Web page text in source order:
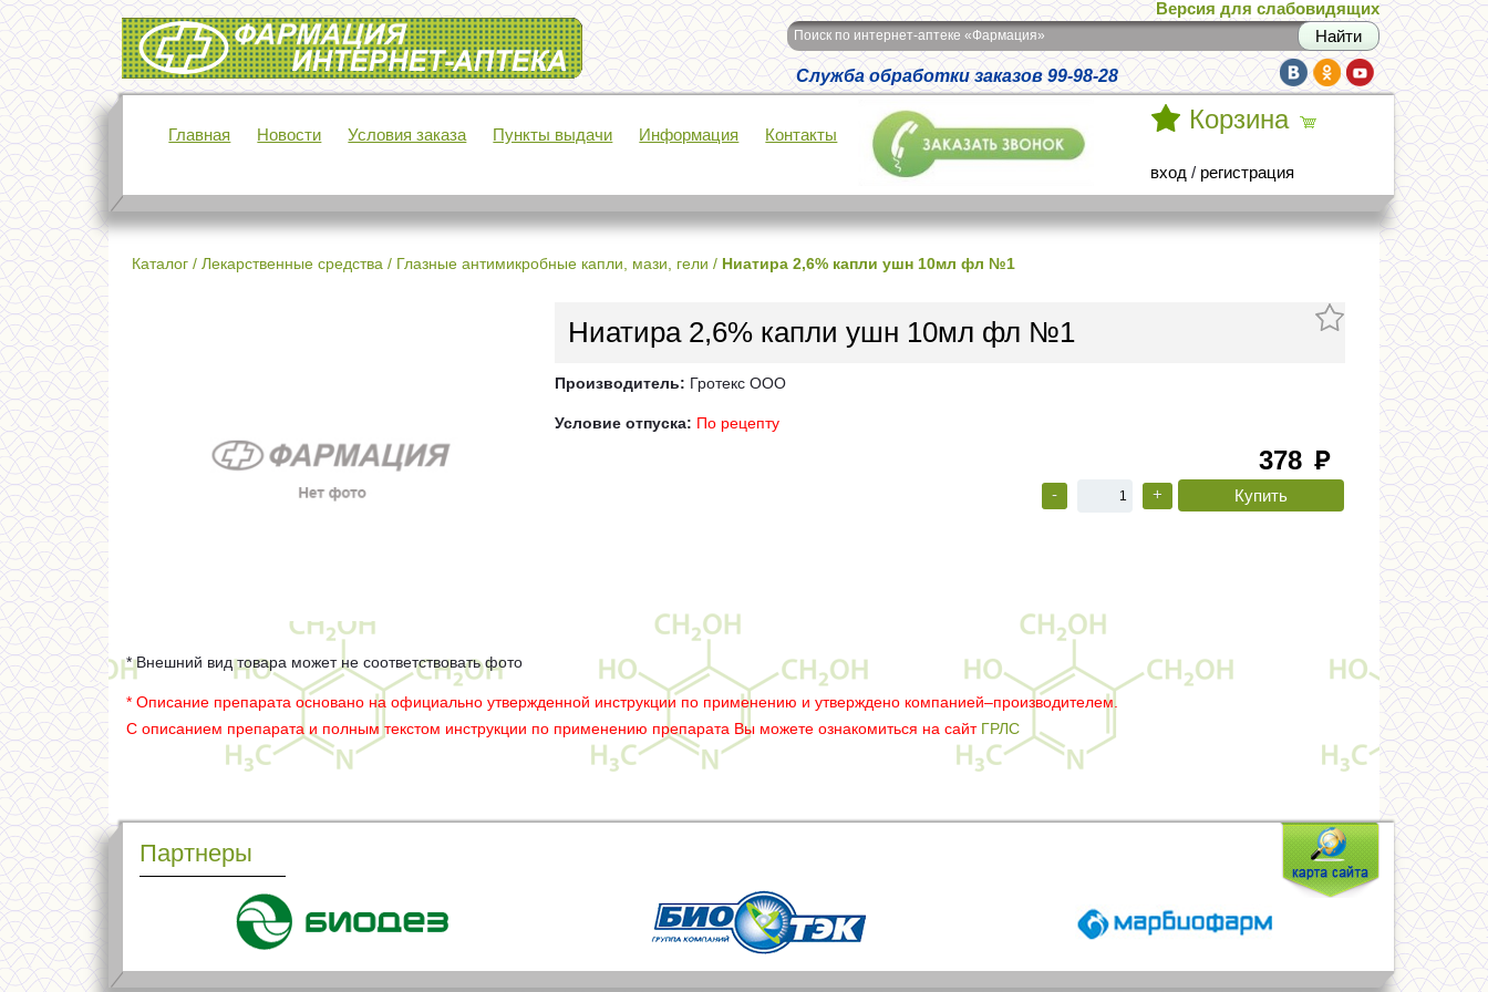
Интернет-аптека Фармация
Версия для слабовидящих
Поиск по интернет-аптеке «Фармация»
Служба обработки заказов 99-98-28
Главная Новости Условия заказа Пункты выдачи Информация Контакты
Корзина
вход / регистрация
Каталог / Лекарственные средства / Глазные антимикробные капли, мази, гели / Ниатира 2,6% капли ушн 10мл фл №1
Ниатира 2,6% капли ушн 10мл фл №1
Производитель: Гротекс ООО
Условие отпуска: По рецепту
378 руб
- +
* Внешний вид товара может не соответствовать фото
* Описание препарата основано на официально утвержденной инструкции по применению и утверждено компанией–производителем.
С описанием препарата и полным текстом инструкции по применению препарата Вы можете ознакомиться на сайт ГРЛС
Партнеры